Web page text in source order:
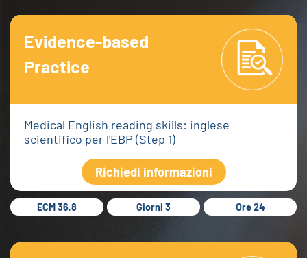
Evidence-based
Practice
Medical English reading skills: inglese
scientifico per l'EBP (Step 1)
Richiedi informazioni
ECM 36,8 Giorni 3 Ore 24